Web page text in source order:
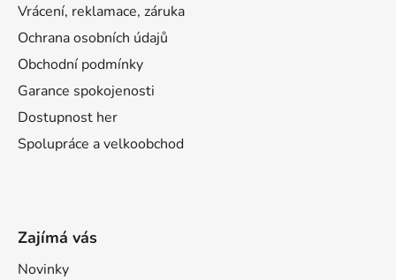
Vrácení, reklamace, záruka
Ochrana osobních údajů
Obchodní podmínky
Garance spokojenosti
Dostupnost her
Spolupráce a velkoobchod
Zajímá vás
Novinky